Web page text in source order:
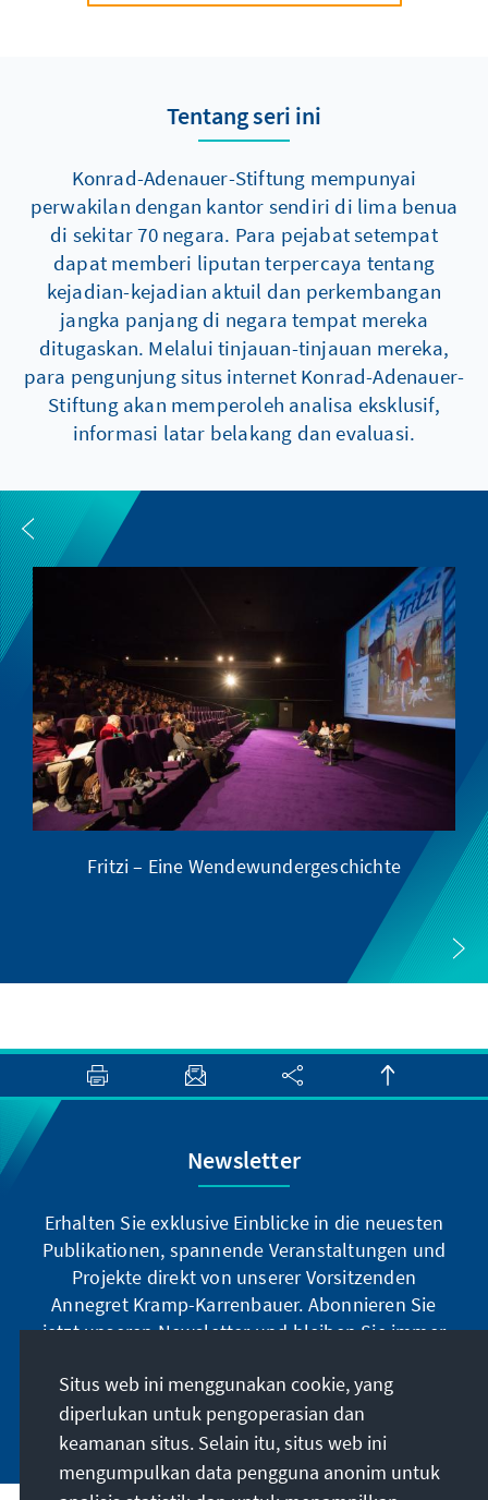
Tentang seri ini
Konrad-Adenauer-Stiftung mempunyai
perwakilan dengan kantor sendiri di lima benua
di sekitar 70 negara. Para pejabat setempat
dapat memberi liputan terpercaya tentang
kejadian-kejadian aktuil dan perkembangan
jangka panjang di negara tempat mereka
ditugaskan. Melalui tinjauan-tinjauan mereka,
para pengunjung situs internet Konrad-Adenauer-
Stiftung akan memperoleh analisa eksklusif,
informasi latar belakang dan evaluasi.
Fritzi – Eine Wendewundergeschichte
Newsletter
Erhalten Sie exklusive Einblicke in die neuesten
Publikationen, spannende Veranstaltungen und
Projekte direkt von unserer Vorsitzenden
Annegret Kramp-Karrenbauer. Abonnieren Sie
jetzt unseren Newsletter und bleiben Sie immer
Jetzt abonnieren
Situs web ini menggunakan cookie, yang
diperlukan untuk pengoperasian dan
keamanan situs. Selain itu, situs web ini
mengumpulkan data pengguna anonim untuk